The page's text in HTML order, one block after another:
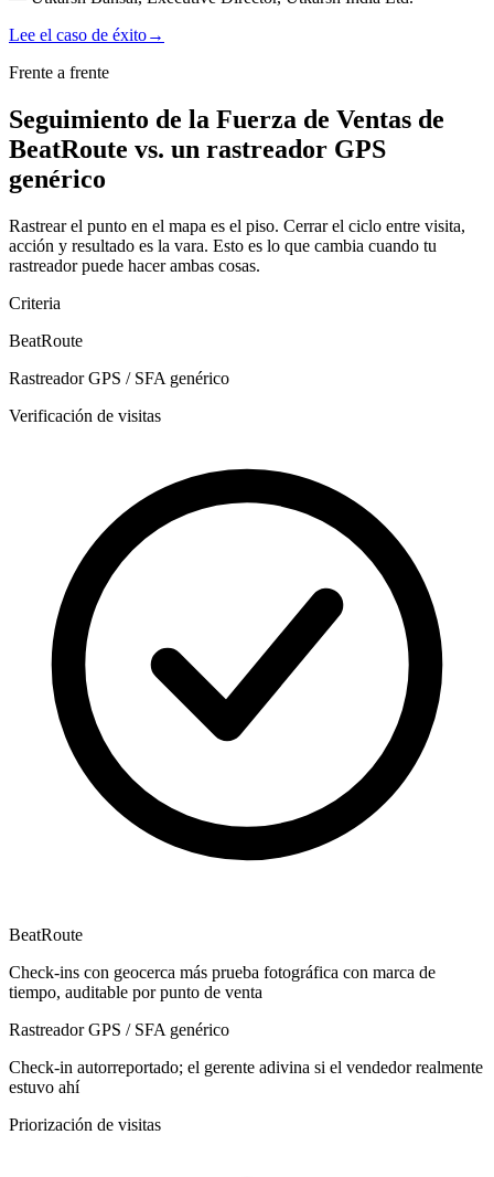
Lee el caso de éxito→
Frente a frente
Seguimiento de la Fuerza de Ventas de
BeatRoute vs. un rastreador GPS
genérico
Rastrear el punto en el mapa es el piso. Cerrar el ciclo entre visita,
acción y resultado es la vara. Esto es lo que cambia cuando tu
rastreador puede hacer ambas cosas.
Criteria
BeatRoute
Rastreador GPS / SFA genérico
Verificación de visitas
BeatRoute
Check-ins con geocerca más prueba fotográfica con marca de
tiempo, auditable por punto de venta
Rastreador GPS / SFA genérico
Check-in autorreportado; el gerente adivina si el vendedor realmente
estuvo ahí
Priorización de visitas